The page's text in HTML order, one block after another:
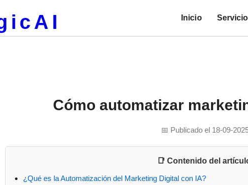
Inicio
Cómo automatizar
📅 Publicado el 18-09-
📑 Contenido del
¿Qué es la Automatización del Marketing Digital con IA?